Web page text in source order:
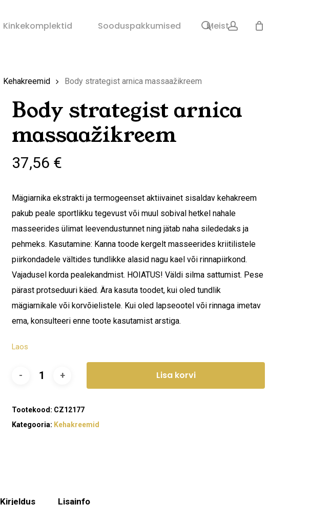
Kinkekomplektid Sooduspakkumised Meist
search account
Ostukorv
Kehakreemid Body strategist arnica massaažikreem
Body strategist arnica
massaažikreem
37,56 €
Mägiarnika ekstrakti ja termogeenset aktiivainet sisaldav kehakreem
pakub peale sportlikku tegevust või muul sobival hetkel nahale
masseerides ülimat leevendustunnet ning jätab naha silededaks ja
pehmeks. Kasutamine: Kanna toode kergelt masseerides kriitilistele
piirkondadele vältides tundlikke alasid nagu kael või rinnapiirkond.
Vajadusel korda pealekandmist. HOIATUS! Väldi silma sattumist. Pese
pärast protseduuri käed. Ära kasuta toodet, kui oled tundlik
mägiarnikale või korvõielistele. Kui oled lapseootel või rinnaga imetav
ema, konsulteeri enne toote kasutamist arstiga.
Laos
Lisa korvi
Tootekood: CZ12177
Kategooria: Kehakreemid
Kirjeldus Lisainfo